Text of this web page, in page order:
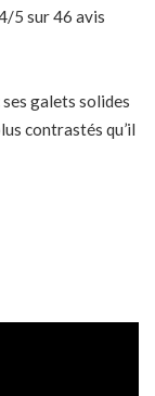
5 sur 46 avis
galets solides
contrastés qu’il